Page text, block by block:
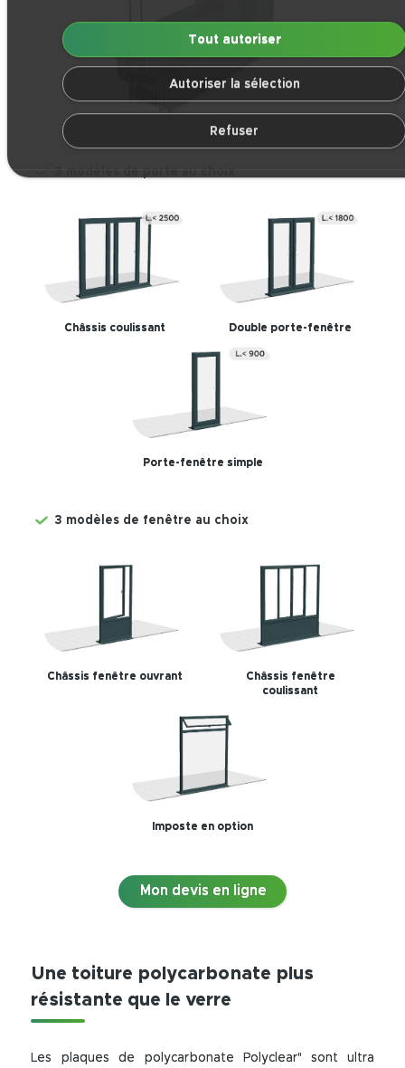
Tout autoriser
Autoriser la sélection
Refuser
3 modèles de porte au choix
Châssis coulissant Double porte-fenêtre
Porte-fenêtre simple
3 modèles de fenêtre au choix
Châssis fenêtre ouvrant
Châssis fenêtre
coulissant
Imposte en option
Mon devis en ligne
Une toiture polycarbonate plus
résistante que le verre
Les plaques de polycarbonate Polyclear" sont ultra